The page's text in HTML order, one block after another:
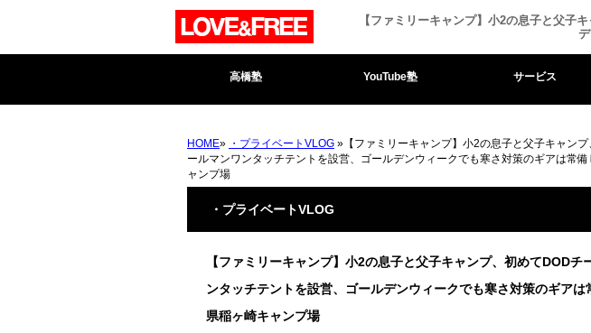
【ファミリーキャンプ】小2の息子と父子
高橋塾 YouTube塾 サービス
HOME» ・プライベートVLOG »【ファミリーキャンプ】小2の息子と父子キャン
ールマンワンタッチテントを設営、ゴールデンウィークでも寒さ対策のギアは常
ャンプ場
・プライベートVLOG
【ファミリーキャンプ】小2の息子と父子キャンプ、初めてDODチ
ンタッチテントを設営、ゴールデンウィークでも寒さ対策のギア
県稲ヶ崎キャンプ場